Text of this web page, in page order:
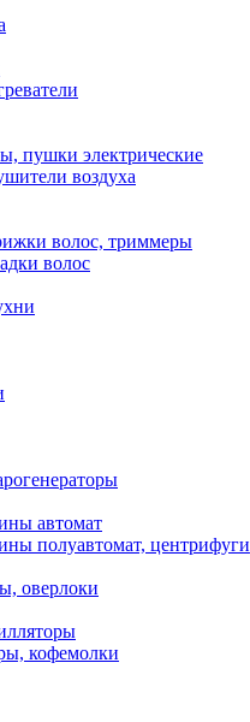
пушки электрические
воздуха
волос, триммеры
волос
автомат
полуавтомат, центрифуги
оверлоки
кофемолки